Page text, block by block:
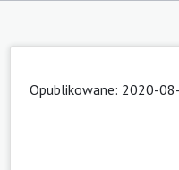
Opublikowane: 2020-